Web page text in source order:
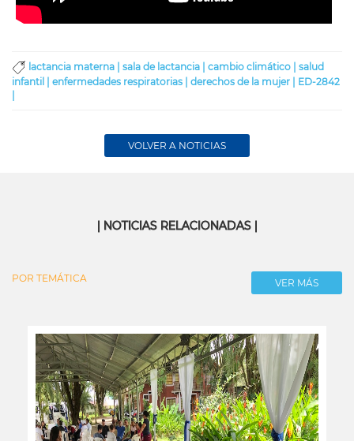
lactancia materna | sala de lactancia | cambio climático | salud
infantil | enfermedades respiratorias | derechos de la mujer | ED-2842
|
VOLVER A NOTICIAS
| NOTICIAS RELACIONADAS |
POR TEMÁTICA VER MÁS